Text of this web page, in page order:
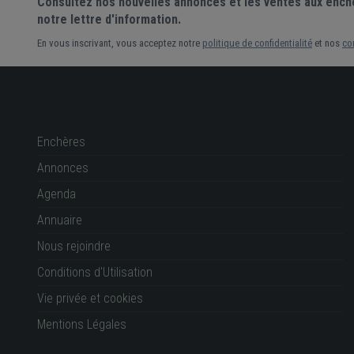
notre lettre d'information.
En vous inscrivant, vous acceptez notre politique de confidentialité et nos
Enchères
Annonces
Agenda
Annuaire
Nous rejoindre
Conditions d'Utilisation
Vie privée et cookies
Mentions Légales